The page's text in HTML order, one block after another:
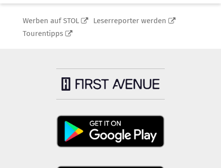
Werben auf STOL
Leserreporter werden
Tourentipps